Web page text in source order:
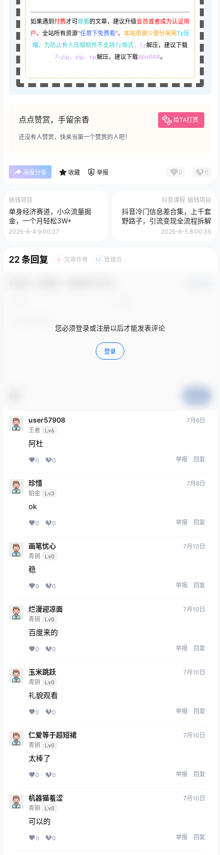
如果遇到付费才可观看的文章，建议升级会员或者成为认证用
户。 全站所有资源“任意下免费看”。 本站资源少部分采用7z压
缩， 为防止有人压缩软件不支持7z格式，7z解压，建议下载
7-zip，zip、rar解压，建议下载WinRAR。
点点赞赏，手留余香 给TA打赏
还没有人赞赏，快来当第一个赞赏的人吧！
海报分享 收藏 举报 0 0
搞钱项目
单身经济赛道，小众流量掘
金，一个月轻松3W+
2026-6-4 9:00:27
抖音课程 搞钱项目
抖音冷门信息差合集，上千套
野路子，引流变现全流程拆解
2026-6-5 8:00:35
22 条回复 A 文章作者 M 管理员
您必须登录或注册以后才能发表评论
登录
user57908
王者 Lv6
7月6日
阿杜
0 0 举报 回复
珍惜
铂金 Lv3
7月8日
ok
0 0 举报 回复
画笔忧心
青铜 Lv0
7月10日
稳
0 0 举报 回复
烂漫迎凉面
青铜 Lv0
7月10日
百度来的
0 0 举报 回复
玉米跳跃
青铜 Lv0
7月10日
礼貌观看
0 0 举报 回复
仁爱等于超短裙
青铜 Lv0
7月10日
太棒了
0 0 举报 回复
机器猫羞涩
青铜 Lv0
7月10日
可以的
0 0 举报 回复